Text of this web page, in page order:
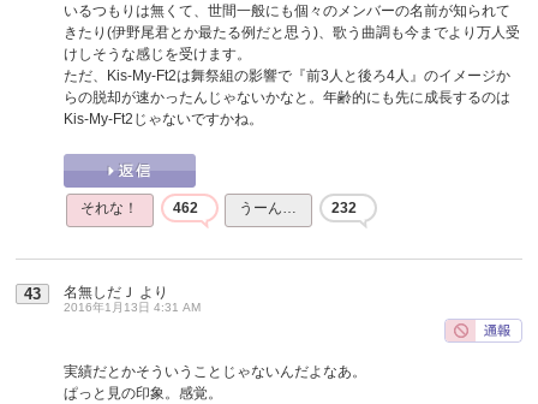
いるつもりは無くて、世間一般にも個々のメンバーの名前が知られて
きたり(伊野尾君とか最たる例だと思う)、歌う曲調も今までより万人受
けしそうな感じを受けます。
ただ、Kis-My-Ft2は舞祭組の影響で『前3人と後ろ4人』のイメージか
らの脱却が速かったんじゃないかなと。年齢的にも先に成長するのは
Kis-My-Ft2じゃないですかね。
それな！ 462 うーん… 232
43 名無しだＪ より
2016年1月13日 4:31 AM
実績だとかそういうことじゃないんだよなあ。
ぱっと見の印象。感覚。